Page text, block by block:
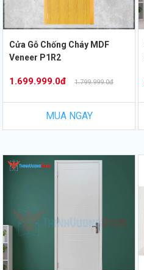
Cửa Gỗ Chống Cháy MDF
Veneer P1R2
1.699.999.0đ 1.799.999.0đ
MUA NGAY